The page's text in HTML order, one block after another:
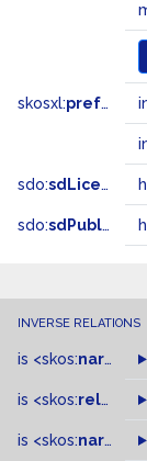
skosxl:prefLabel
sdo:sdLicense
sdo:sdPublisher
INVERSE RELATIONS
is <skos:narrower
is <skos:related >
is <skos:narrowMatch